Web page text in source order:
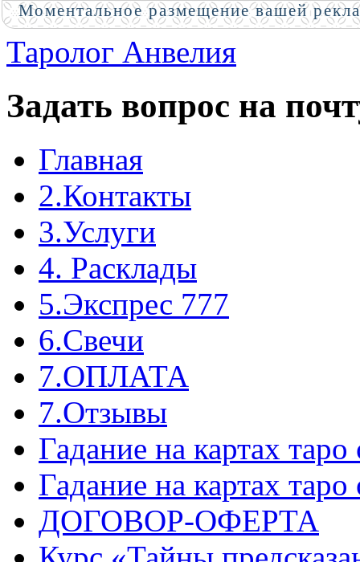
Таролог Анвелия
Задать вопрос на
Главная
2.Контакты
3.Услуги
4. Расклады
5.Экспрес 777
6.Свечи
7.ОПЛАТА
7.Отзывы
Гадание на картах
Гадание на картах
ДОГОВОР-ОФЕРТА
Моментальное размещение вашей